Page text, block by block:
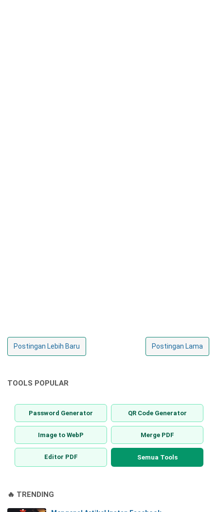
Postingan Lebih Baru Postingan Lama
TOOLS POPULAR
Password Generator QR Code Generator
Image to WebP Merge PDF
Editor PDF Semua Tools
🔥 TRENDING